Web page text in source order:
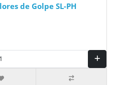
de Golpe SL-PH